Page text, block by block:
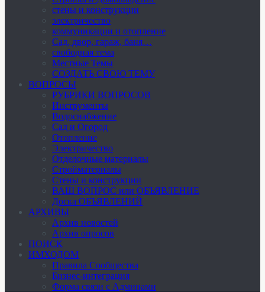
стены и конструкции
электричество
коммуникации и отопление
Cад, двор, гараж, баня…
свободная тема
Местные Темы
СОЗДАТЬ СВОЮ ТЕМУ
ВОПРОСЫ
РУБРИКИ ВОПРОСОВ
Инструменты
Водоснабжение
Сад и Огород
Отопление
Электричество
Отделочные материалы
Стройматериалы
Стены и конструкции
ВАШ ВОПРОС или ОБЪЯВЛЕНИЕ
Доска ОБЪЯВЛЕНИЙ
АРХИВЫ
Архив новостей
Архив опросов
ПОИСК
ИМХОДОМ
Правила Сообщества
Бизнес-интеграция
Форма связи с Админами